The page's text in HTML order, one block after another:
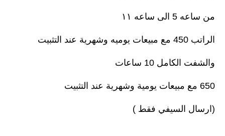
من ساعه 5 الى ساعه ١١
الراتب 450 مع مبيعات يوميه وشهرية عند التثبيت
والشفت الكامل 10 ساعات
650 مع مبيعات يومية وشهرية عند التثبيت
(ارسال السيفي فقط )